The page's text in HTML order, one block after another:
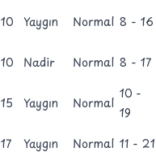
10 Yaygın Normal 8 - 16
10 Nadir Normal 8 - 17
15 Yaygın Normal
10 -
19
17 Yaygın Normal 11 - 21